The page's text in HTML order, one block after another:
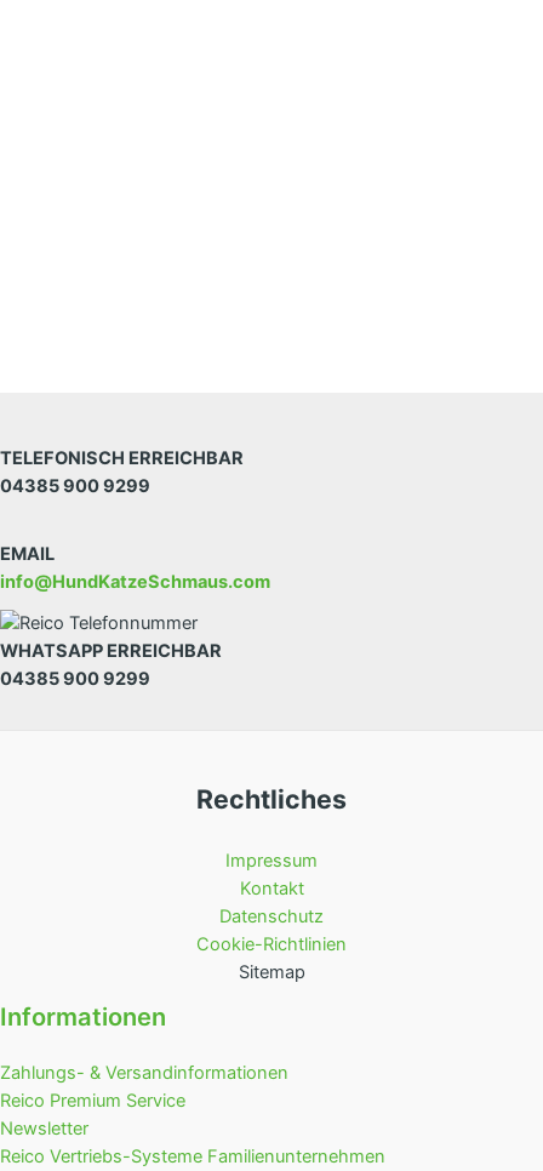
TELEFONISCH ERREICHBAR
04385 900 9299
EMAIL
info@HundKatzeSchmaus.com
WHATSAPP ERREICHBAR
04385 900 9299
Rechtliches
Impressum
Kontakt
Datenschutz
Cookie-Richtlinien
Sitemap
Informationen
Zahlungs- & Versandinformationen
Reico Premium Service
Newsletter
Reico Vertriebs-Systeme Familienunternehmen